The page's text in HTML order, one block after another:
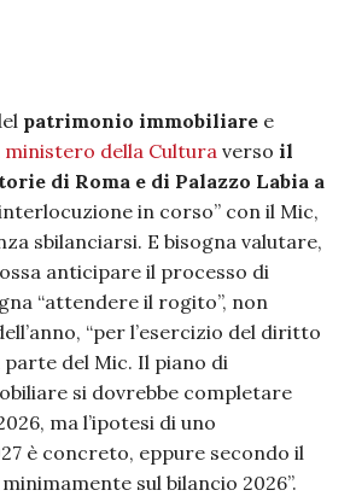
patrimonio immobiliare e
della Cultura verso il
di Roma e di Palazzo Labia a
in corso” con il Mic,
sbilanciarsi. E bisogna valutare,
anticipare il processo di
“attendere il rogito”, non
“per l’esercizio del diritto
parte del Mic. Il piano di
si dovrebbe completare
ma l’ipotesi di uno
è concreto, eppure secondo il
sul bilancio 2026”.